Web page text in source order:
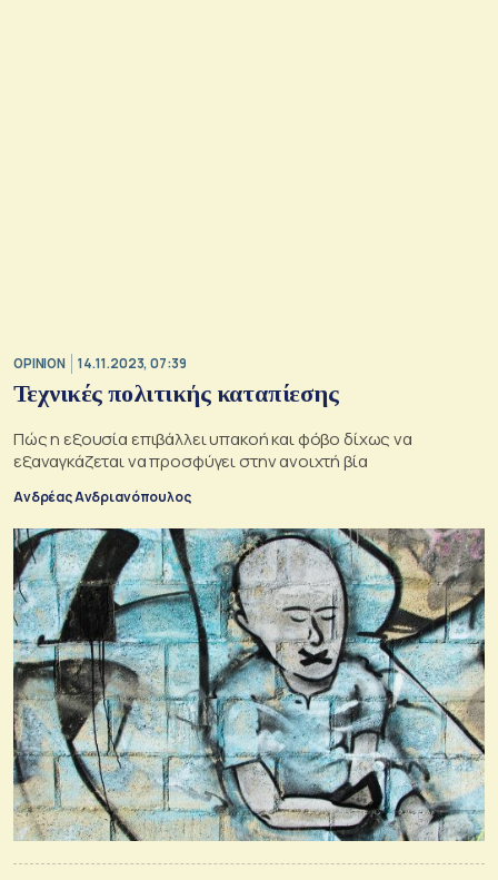
OPINION 14.11.2023, 07:39
Τεχνικές πολιτικής καταπίεσης
Πώς η εξουσία επιβάλλει υπακοή και φόβο δίχως να
εξαναγκάζεται να προσφύγει στην ανοιχτή βία
Ανδρέας Ανδριανόπουλος